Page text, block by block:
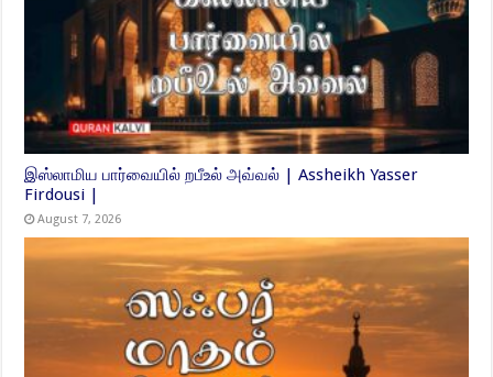
இஸ்லாமிய பார்வையில் றபீஉல் அவ்வல் | Assheikh Yasser
Firdousi |
August 7, 2026